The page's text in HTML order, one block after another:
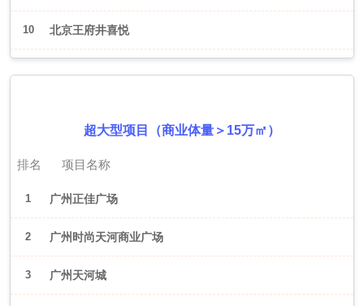
10 北京王府井喜悦
超大型项目（商业体量＞15万㎡）
排名 项目名称
1 广州正佳广场
2 广州时尚天河商业广场
3 广州天河城